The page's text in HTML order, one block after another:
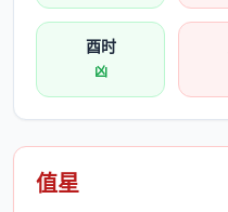
酉时
凶
值星